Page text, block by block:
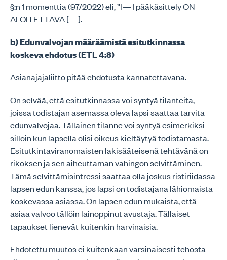
§:n 1 momenttia (97/2022) eli, ”[—] pääkäsittely ON
ALOITETTAVA [—].
b) Edunvalvojan määräämistä esitutkinnassa
koskeva ehdotus (ETL 4:8)
Asianajajaliitto pitää ehdotusta kannatettavana.
On selvää, että esitutkinnassa voi syntyä tilanteita,
joissa todistajan asemassa oleva lapsi saattaa tarvita
edunvalvojaa. Tällainen tilanne voi syntyä esimerkiksi
silloin kun lapsella olisi oikeus kieltäytyä todistamasta.
Esitutkintaviranomaisten lakisääteisenä tehtävänä on
rikoksen ja sen aiheuttaman vahingon selvittäminen.
Tämä selvittämisintressi saattaa olla joskus ristiriidassa
lapsen edun kanssa, jos lapsi on todistajana lähiomaista
koskevassa asiassa. On lapsen edun mukaista, että
asiaa valvoo tällöin lainoppinut avustaja. Tällaiset
tapaukset lienevät kuitenkin harvinaisia.
Ehdotettu muutos ei kuitenkaan varsinaisesti tehosta